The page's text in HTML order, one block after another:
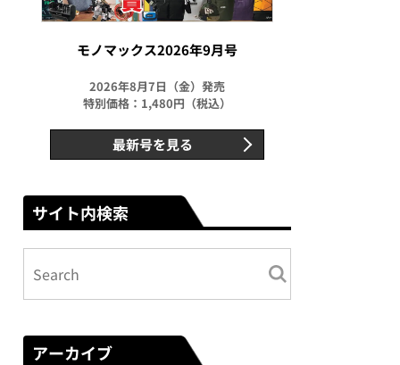
モノマックス2026年9月号
2026年8月7日（金）発売
特別価格：1,480円（税込）
最新号を見る
サイト内検索
アーカイブ